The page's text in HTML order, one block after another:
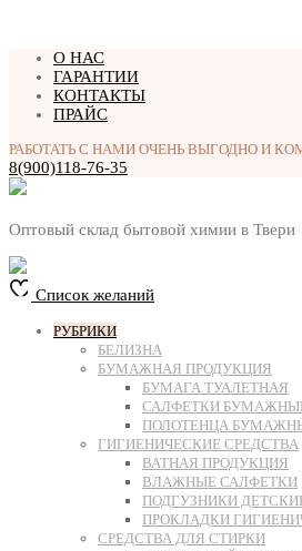
Перейти
содержимому
О НАС
ГАРАНТИИ
КОНТАКТЫ
ПРАЙС
РАБОТАТЬ С НАМИ ОЧЕНЬ ВЫГОДНО И
8(900)118-76-35
Оптовый склад бытовой химии в Твери
Список желаний
РУБРИКИ
БЕЛИЗНА
БУМАЖНАЯ ПРОДУКЦИЯ
БУМАГА ТУАЛЕТНАЯ
САЛФЕТКИ
ПОЛОТЕНЦА
ГИГИЕНИЧЕСКИЕ СРЕДСТВА
ВАТНАЯ ПРОДУКЦИЯ
ВЛАЖНЫЕ САЛФЕТКИ
ПОДГУЗНИКИ
ПРОКЛАДКИ
СРЕДСТВА ДЛЯ СТИРКИ